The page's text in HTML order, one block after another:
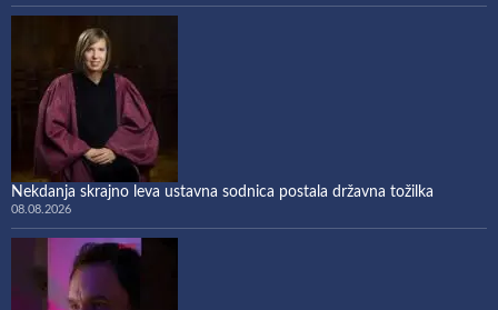
Nekdanja skrajno leva ustavna sodnica postala državna tožilka
08.08.2026